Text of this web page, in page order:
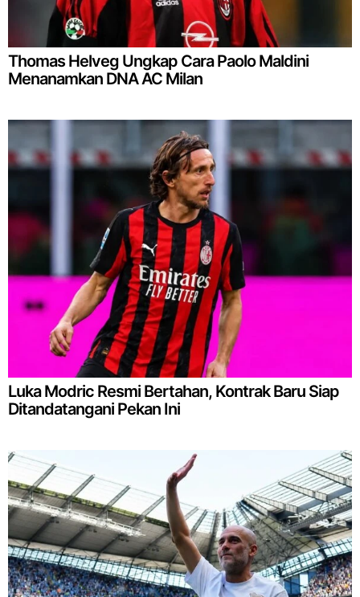
Thomas Helveg Ungkap Cara Paolo Maldini
Menanamkan DNA AC Milan
Luka Modric Resmi Bertahan, Kontrak Baru Siap
Ditandatangani Pekan Ini